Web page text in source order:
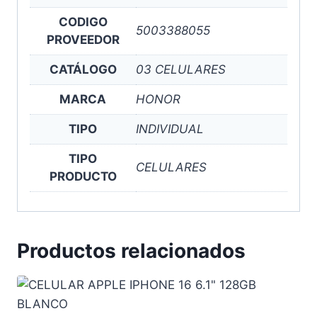
CODIGO
PROVEEDOR
5003388055
CATÁLOGO 03 CELULARES
MARCA HONOR
TIPO INDIVIDUAL
TIPO
PRODUCTO
CELULARES
Productos relacionados